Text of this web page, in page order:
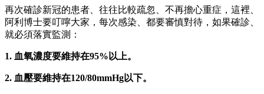
再次確診新冠的患者、往往比較疏忽、不再擔心重症，這裡、
阿利博士要叮嚀大家，每次感染、都要審慎對待，如果確診、
就必須落實監測：
1. 血氧濃度要維持在95%以上。
2. 血壓要維持在120/80mmHg以下。